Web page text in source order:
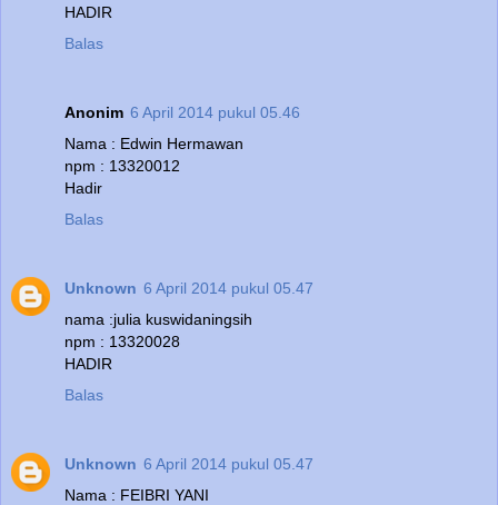
HADIR
Balas
Anonim 6 April 2014 pukul 05.46
Nama : Edwin Hermawan
npm : 13320012
Hadir
Balas
Unknown 6 April 2014 pukul 05.47
nama :julia kuswidaningsih
npm : 13320028
HADIR
Balas
Unknown 6 April 2014 pukul 05.47
Nama : FEIBRI YANI